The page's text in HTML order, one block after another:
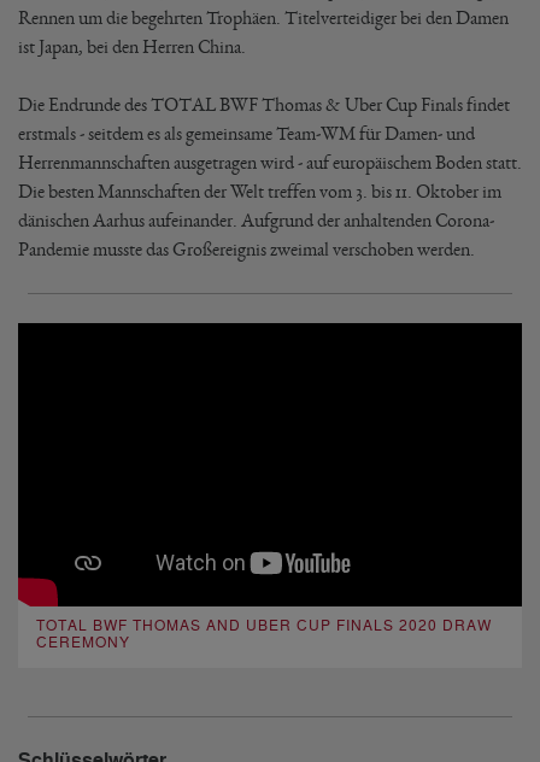
Rennen um die begehrten Trophäen. Titelverteidiger bei den Damen
ist Japan, bei den Herren China.
Die Endrunde des TOTAL BWF Thomas & Uber Cup Finals findet
erstmals - seitdem es als gemeinsame Team-WM für Damen- und
Herrenmannschaften ausgetragen wird - auf europäischem Boden statt.
Die besten Mannschaften der Welt treffen vom 3. bis 11. Oktober im
dänischen Aarhus aufeinander. Aufgrund der anhaltenden Corona-
Pandemie musste das Großereignis zweimal verschoben werden.
TOTAL BWF THOMAS AND UBER CUP FINALS 2020 DRAW
CEREMONY